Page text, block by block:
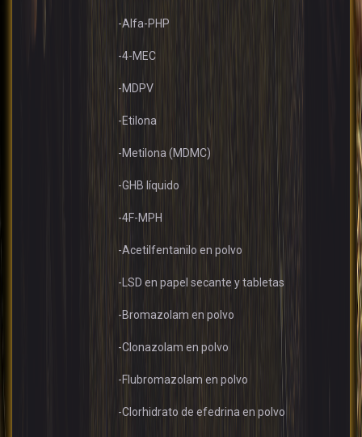
-Alfa-PHP
-4-MEC
-MDPV
-Etilona
-Metilona (MDMC)
-GHB líquido
-4F-MPH
-Acetilfentanilo en polvo
-LSD en papel secante y tabletas
-Bromazolam en polvo
-Clonazolam en polvo
-Flubromazolam en polvo
-Clorhidrato de efedrina en polvo